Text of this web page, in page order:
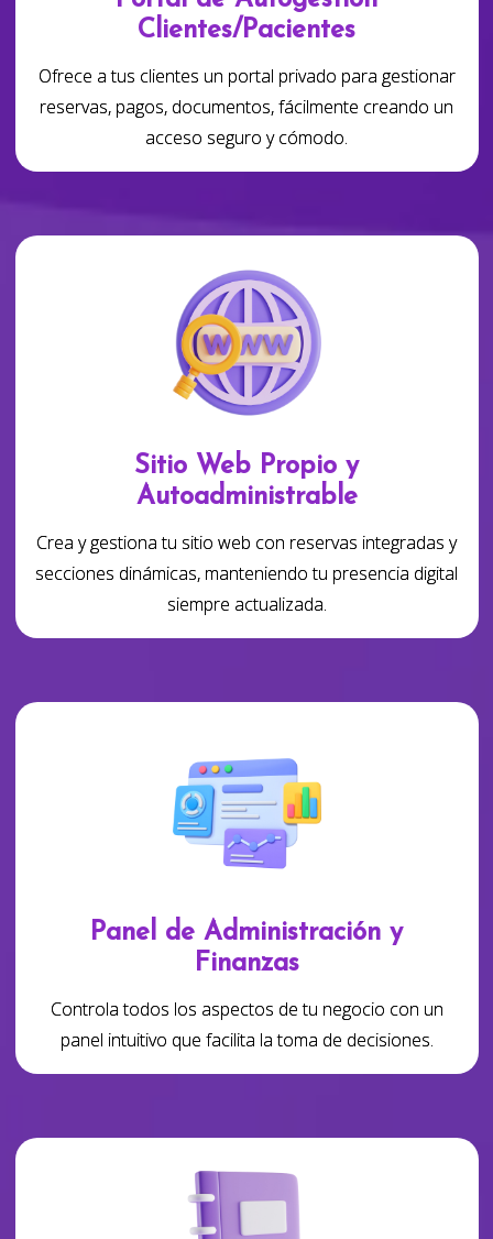
Clientes/Pacientes
Ofrece a tus clientes un portal privado para gestionar
reservas, pagos, documentos, fácilmente creando un
acceso seguro y cómodo.
Sitio Web Propio y
Autoadministrable
Crea y gestiona tu sitio web con reservas integradas y
secciones dinámicas, manteniendo tu presencia digital
siempre actualizada.
Panel de Administración y
Finanzas
Controla todos los aspectos de tu negocio con un
panel intuitivo que facilita la toma de decisiones.